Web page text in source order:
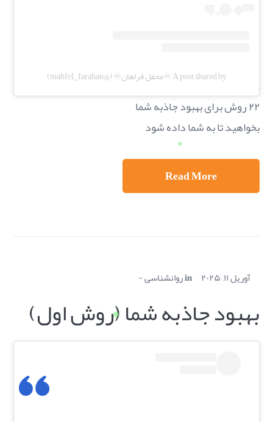
A post shared by ♾️محفل فراهان♾️ (@mahfel_farahan)
۲۲ روش برای بهبود جاذبه شما
بخواهید تا به شما داده شود
Read More
آوریل ۱۱, ۲۰۲۵ inروانشناسی
بهبود جاذبه شما (روش اول)